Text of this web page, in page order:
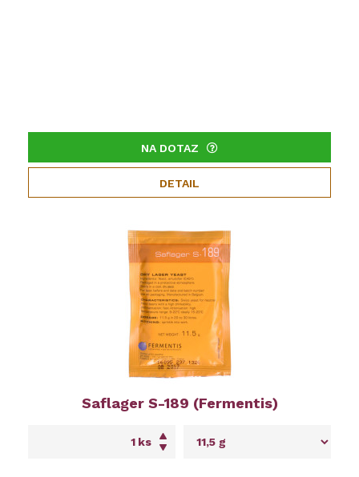
NA DOTAZ
DETAIL
Saflager S-189 (Fermentis)
ks